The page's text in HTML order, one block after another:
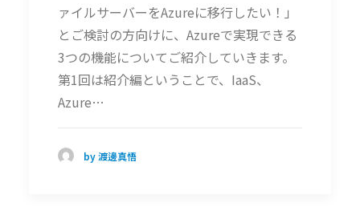
ァイルサーバーをAzureに移行したい！」
とご検討の方向けに、Azureで実現できる
3つの機能についてご紹介していきます。
第1回は紹介編ということで、IaaS、
Azure…
by 渡邊真悟